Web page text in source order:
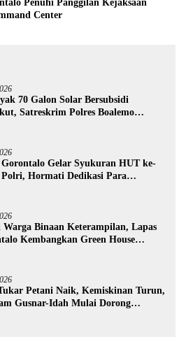
Penuhi Panggilan Kejaksaan
Center
70 Galon Solar Bersubsidi
Satreskrim Polres Boalemo
Gelar Syukuran HUT ke-
Polri, Hormati Dedikasi Para
Warga Binaan Keterampilan, Lapas
Kembangkan Green House
Petani Naik, Kemiskinan Turun,
Gusnar-Idah Mulai Dorong